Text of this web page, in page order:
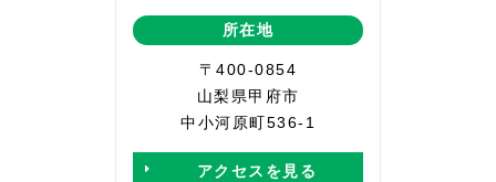
所在地
〒400-0854
山梨県甲府市
中小河原町536-1
アクセスを見る